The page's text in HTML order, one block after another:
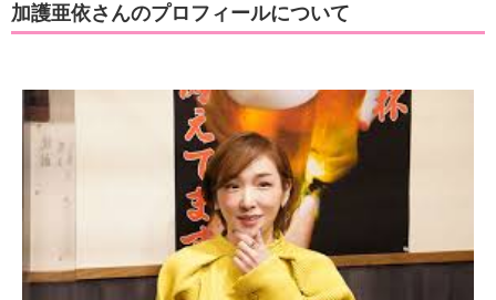
加護亜依さんのプロフィールについて